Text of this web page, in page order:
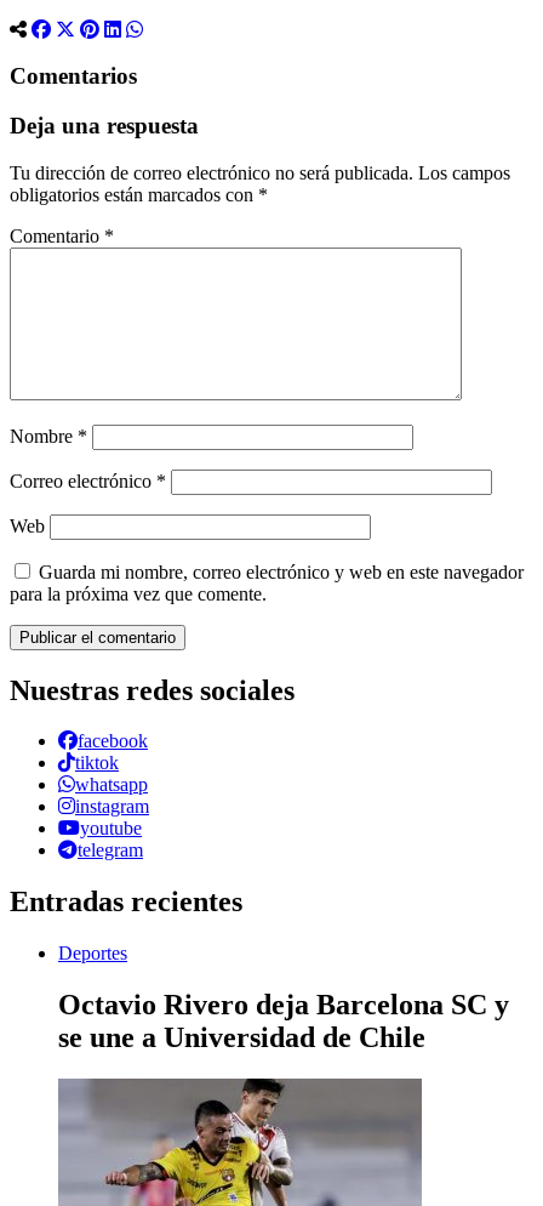
Comentarios
Deja una respuesta
Tu dirección de correo electrónico no será publicada. Los campos
obligatorios están marcados con *
Comentario *
Nombre *
Correo electrónico *
Web
Guarda mi nombre, correo electrónico y web en este navegador
para la próxima vez que comente.
Nuestras redes sociales
facebook
tiktok
whatsapp
instagram
youtube
telegram
Entradas recientes
Deportes
Octavio Rivero deja Barcelona SC y
se une a Universidad de Chile